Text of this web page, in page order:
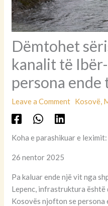
Dëmtohet
kanalit të
persona
Leave a Comment Kosovë,
Koha e parashikuar e
26 nentor 2025
Pa kaluar ende një vit nga
Lepenc, infrastruktura është
Kosovës njofton se persona